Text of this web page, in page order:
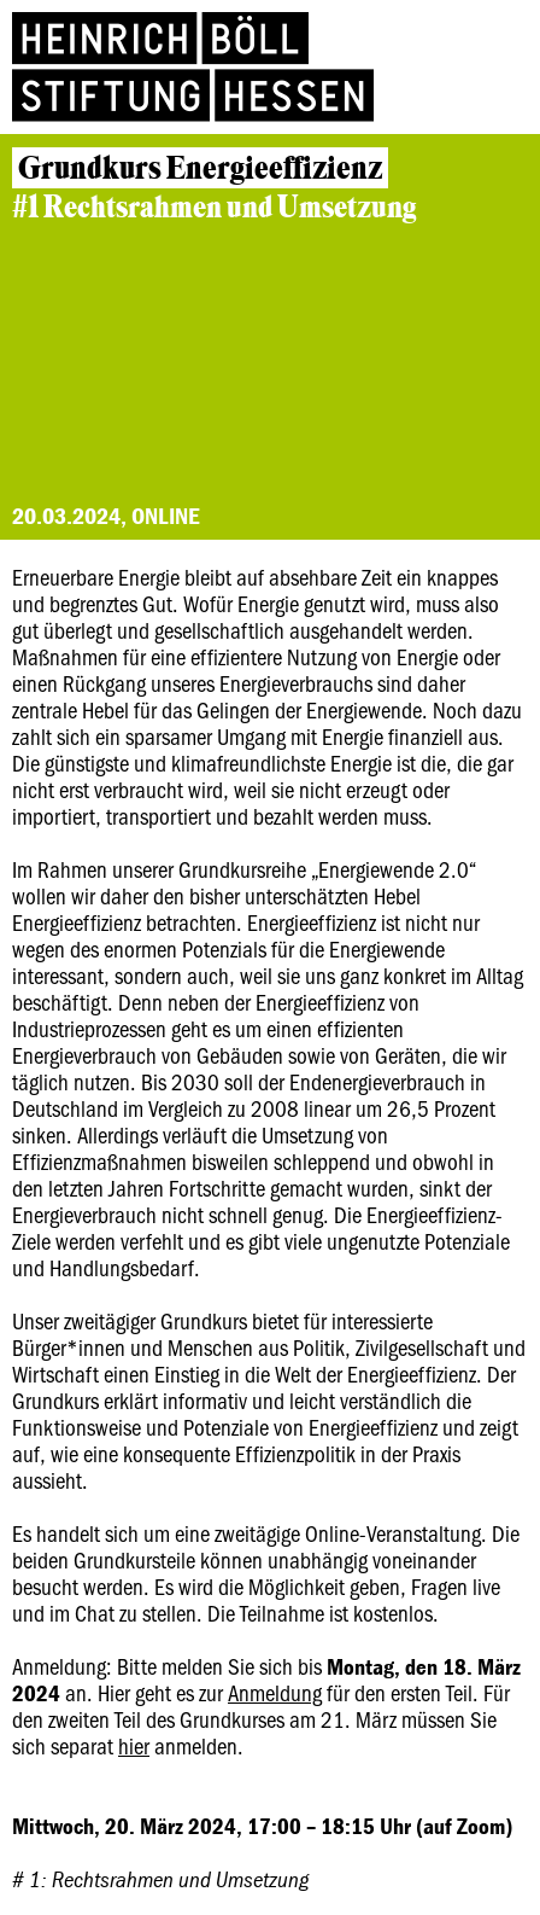
Grundkurs Energieeffizienz
#1 Rechtsrahmen und Umsetzung
20.03.2024, ONLINE
Erneuerbare Energie bleibt auf absehbare Zeit ein knappes
und begrenztes Gut. Wofür Energie genutzt wird, muss also
gut überlegt und gesellschaftlich ausgehandelt werden.
Maßnahmen für eine effizientere Nutzung von Energie oder
einen Rückgang unseres Energieverbrauchs sind daher
zentrale Hebel für das Gelingen der Energiewende. Noch dazu
zahlt sich ein sparsamer Umgang mit Energie finanziell aus.
Die günstigste und klimafreundlichste Energie ist die, die gar
nicht erst verbraucht wird, weil sie nicht erzeugt oder
importiert, transportiert und bezahlt werden muss.
Im Rahmen unserer Grundkursreihe „Energiewende 2.0“
wollen wir daher den bisher unterschätzten Hebel
Energieeffizienz betrachten. Energieeffizienz ist nicht nur
wegen des enormen Potenzials für die Energiewende
interessant, sondern auch, weil sie uns ganz konkret im Alltag
beschäftigt. Denn neben der Energieeffizienz von
Industrieprozessen geht es um einen effizienten
Energieverbrauch von Gebäuden sowie von Geräten, die wir
täglich nutzen. Bis 2030 soll der Endenergieverbrauch in
Deutschland im Vergleich zu 2008 linear um 26,5 Prozent
sinken. Allerdings verläuft die Umsetzung von
Effizienzmaßnahmen bisweilen schleppend und obwohl in
den letzten Jahren Fortschritte gemacht wurden, sinkt der
Energieverbrauch nicht schnell genug. Die Energieeffizienz-
Ziele werden verfehlt und es gibt viele ungenutzte Potenziale
und Handlungsbedarf.
Unser zweitägiger Grundkurs bietet für interessierte
Bürger*innen und Menschen aus Politik, Zivilgesellschaft und
Wirtschaft einen Einstieg in die Welt der Energieeffizienz. Der
Grundkurs erklärt informativ und leicht verständlich die
Funktionsweise und Potenziale von Energieeffizienz und zeigt
auf, wie eine konsequente Effizienzpolitik in der Praxis
aussieht.
Es handelt sich um eine zweitägige Online-Veranstaltung. Die
beiden Grundkursteile können unabhängig voneinander
besucht werden. Es wird die Möglichkeit geben, Fragen live
und im Chat zu stellen. Die Teilnahme ist kostenlos.
Anmeldung: Bitte melden Sie sich bis Montag, den 18. März
2024an. Hier geht es zurAnmeldungfür den ersten Teil. Für
den zweiten Teil des Grundkurses am 21. März müssen Sie
sich separat hieranmelden.
Mittwoch, 20. März 2024, 17:00 – 18:15 Uhr (auf Zoom)
# 1: Rechtsrahmen und Umsetzung